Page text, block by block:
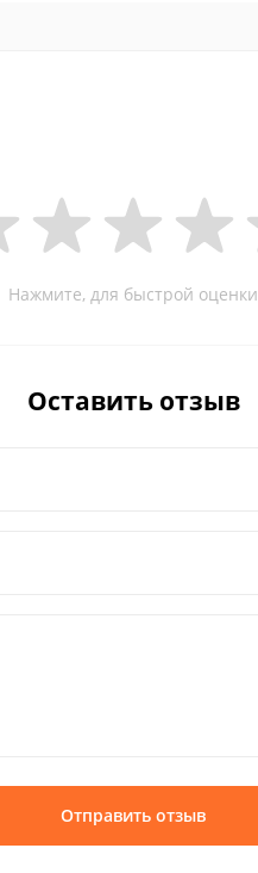
Нажмите, для быстрой оценки
Оставить отзыв
Отправить отзыв